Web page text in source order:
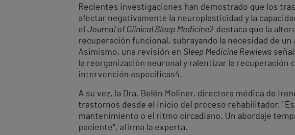
Recientes investigaciones han demostrado que los
afectar negativamente la neuroplasticidad y la
el Journal of Clinical Sleep Medicine2 destaca que la
recuperación funcional, subrayando la necesidad de
Asimismo, una revisión en Sleep Medicine Rewiews
la reorganización neuronal y ralentizar la
intervención específicas4.
A su vez, la Dra. Belén Moliner, directora médica de
trastornos desde el inicio del proceso rehabilitador.
mantenimiento o el ritmo circadiano. Un abordaje
paciente", afirma la experta.